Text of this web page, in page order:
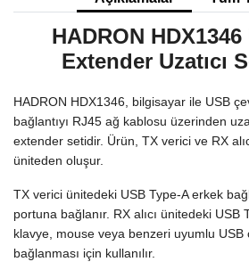
HADRON
Extender Uzatıcı
HADRON HDX1346, bilgisayar ile USB
bağlantıyı RJ45 ağ kablosu üzerinden
extender setidir. Ürün, TX verici ve RX
üniteden oluşur.
TX verici ünitedeki USB Type-A erkek
portuna bağlanır. RX alıcı ünitedeki USB
klavye, mouse veya benzeri uyumlu USB
bağlanması için kullanılır.